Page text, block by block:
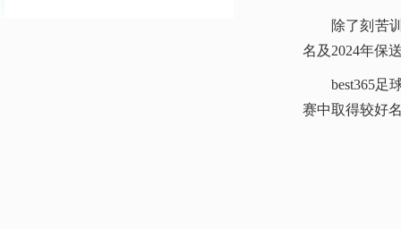
除了刻苦
名及2024年保
best365足
赛中取得较好